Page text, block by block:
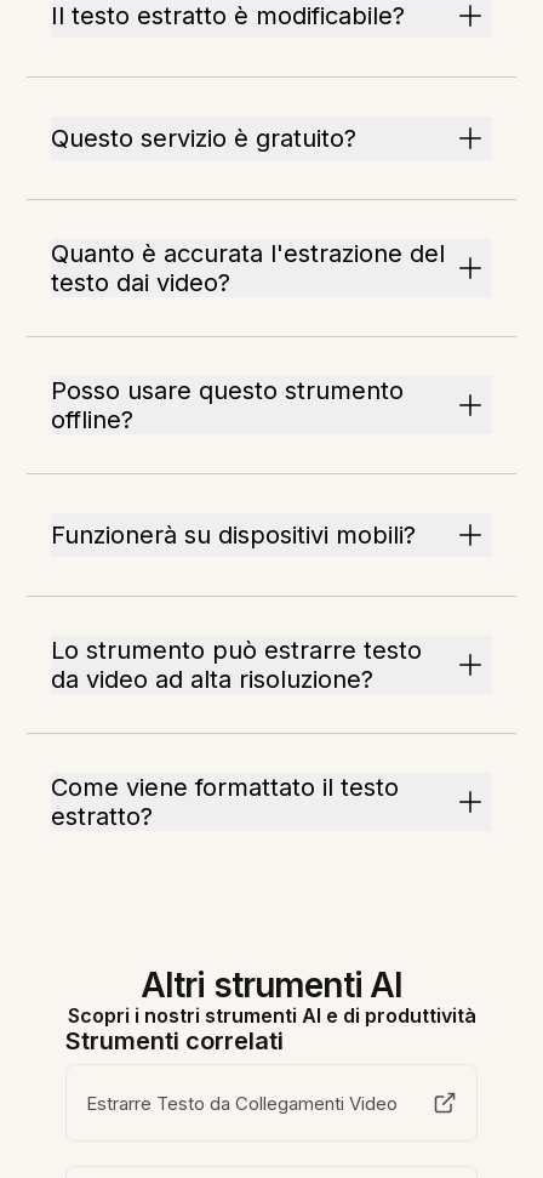
Il testo estratto è modificabile?
Questo servizio è gratuito?
Quanto è accurata l'estrazione del
testo dai video?
Posso usare questo strumento
offline?
Funzionerà su dispositivi mobili?
Lo strumento può estrarre testo
da video ad alta risoluzione?
Come viene formattato il testo
estratto?
Altri strumenti AI
Scopri i nostri strumenti AI e di produttività
Strumenti correlati
Estrarre Testo da Collegamenti Video